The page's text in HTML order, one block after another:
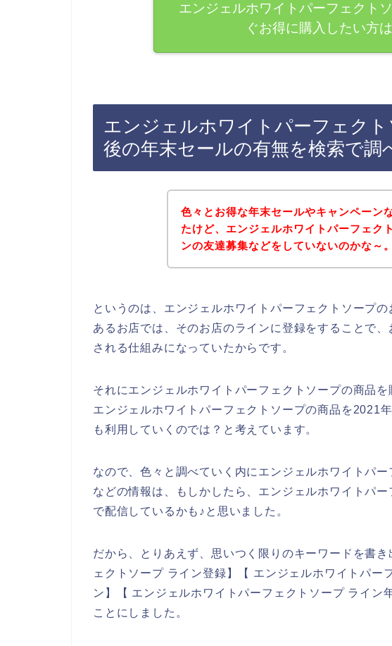
エンジェルホワイトパーフェクト
ぐお得に購入したい方
エンジェルホワイトパーフェク
後の年末セールの有無を検索で調
色々とお得な年末セールやキャンペーン
たけど、エンジェルホワイトパーフェク
ンの友達募集などをしていないのかな～。
というのは、エンジェルホワイトパーフェクトソープ
あるお店では、そのお店のラインに登録をすることで
される仕組みになっていたからです。
それにエンジェルホワイトパーフェクトソープの商品
エンジェルホワイトパーフェクトソープの商品を2021
も利用していくのでは？と考えています。
なので、色々と調べていく内にエンジェルホワイトパ
などの情報は、もしかしたら、エンジェルホワイトパ
で配信しているかも♪と思いました。
だから、とりあえず、思いつく限りのキーワードを書
ェクトソープ ライン登録】【 エンジェルホワイトパー
ン】【 エンジェルホワイトパーフェクトソープ ライン
ことにしました。